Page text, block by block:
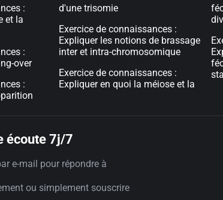
:
et la
:
over
:
d'une trisomie
Exercice de connaissances :
Expliquer les notions de brassage
inter et intra-chromosomique
Exercice de connaissances :
Expliquer en quoi la méiose et la
écoute 7j/7
e-mail pour répondre à
ou simplement souscrire